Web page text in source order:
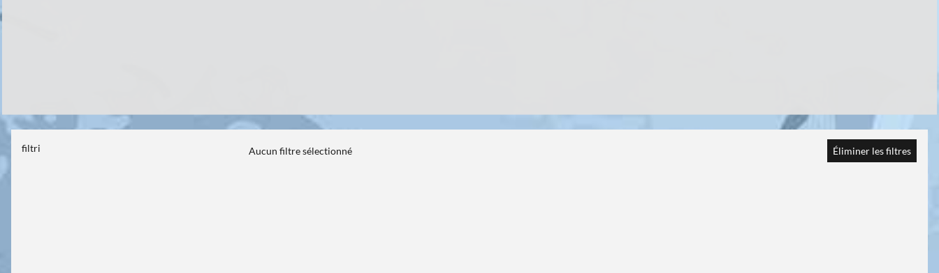
filtri Aucun filtre sélectionné Éliminer les filtres